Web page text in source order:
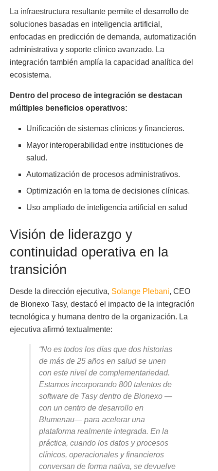
La infraestructura resultante permite el desarrollo de
soluciones basadas en inteligencia artificial,
enfocadas en predicción de demanda, automatización
administrativa y soporte clínico avanzado. La
integración también amplía la capacidad analítica del
ecosistema.
Dentro del proceso de integración se destacan
múltiples beneficios operativos:
Unificación de sistemas clínicos y financieros.
Mayor interoperabilidad entre instituciones de
salud.
Automatización de procesos administrativos.
Optimización en la toma de decisiones clínicas.
Uso ampliado de inteligencia artificial en salud
Visión de liderazgo y
continuidad operativa en la
transición
Desde la dirección ejecutiva, Solange Plebani, CEO
de Bionexo Tasy, destacó el impacto de la integración
tecnológica y humana dentro de la organización. La
ejecutiva afirmó textualmente:
“No es todos los días que dos historias
de más de 25 años en salud se unen
con este nivel de complementariedad.
Estamos incorporando 800 talentos de
software de Tasy dentro de Bionexo —
con un centro de desarrollo en
Blumenau— para acelerar una
plataforma realmente integrada. En la
práctica, cuando los datos y procesos
clínicos, operacionales y financieros
conversan de forma nativa, se devuelve